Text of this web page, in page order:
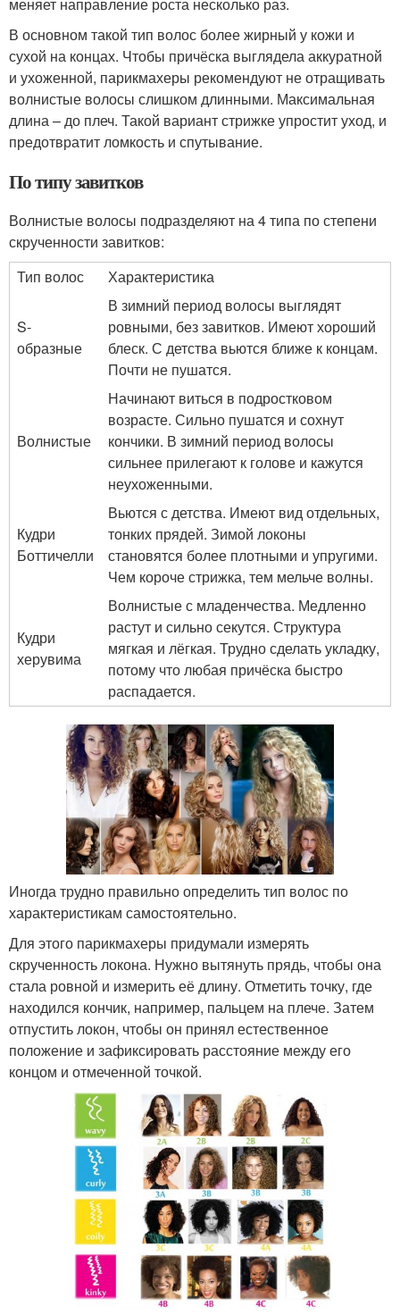
В основном такой тип волос более жирный у кожи и
сухой на концах. Чтобы причёска выглядела аккуратной
и ухоженной, парикмахеры рекомендуют не отращивать
волнистые волосы слишком длинными. Максимальная
длина – до плеч. Такой вариант стрижке упростит уход, и
предотвратит ломкость и спутывание.
По типу завитков
Волнистые волосы подразделяют на 4 типа по степени
скрученности завитков:
Тип волос
Характеристика
S-
образные
В зимний период волосы выглядят
ровными, без завитков. Имеют хороший
блеск. С детства вьются ближе к концам.
Почти не пушатся.
Волнистые
Начинают виться в подростковом
возрасте. Сильно пушатся и сохнут
кончики. В зимний период волосы
сильнее прилегают к голове и кажутся
неухоженными.
Кудри
Боттичелли
Вьются с детства. Имеют вид отдельных,
тонких прядей. Зимой локоны
становятся более плотными и упругими.
Чем короче стрижка, тем мельче волны.
Кудри
херувима
Волнистые с младенчества. Медленно
растут и сильно секутся. Структура
мягкая и лёгкая. Трудно сделать укладку,
потому что любая причёска быстро
распадается.
Иногда трудно правильно определить тип волос по
характеристикам самостоятельно.
Для этого парикмахеры придумали измерять
скрученность локона. Нужно вытянуть прядь, чтобы она
стала ровной и измерить её длину. Отметить точку, где
находился кончик, например, пальцем на плече. Затем
отпустить локон, чтобы он принял естественное
положение и зафиксировать расстояние между его
концом и отмеченной точкой.